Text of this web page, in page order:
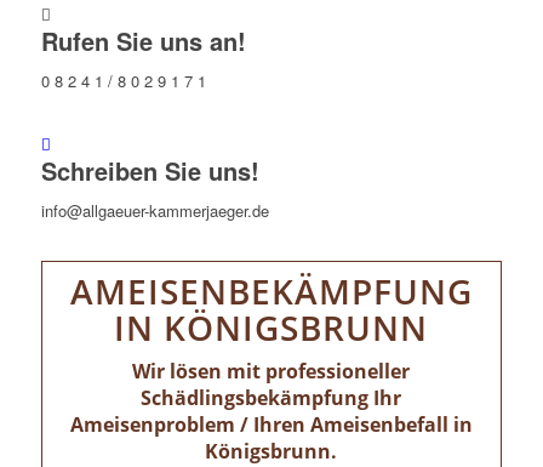
Rufen Sie uns an!
0 8 2 4 1 / 8 0 2 9 1 7 1
Schreiben Sie uns!
info@allgaeuer-kammerjaeger.de
AMEISENBEKÄMPFUNG
IN KÖNIGSBRUNN
Wir lösen mit professioneller
Schädlingsbekämpfung Ihr
Ameisenproblem / Ihren Ameisenbefall in
Königsbrunn.